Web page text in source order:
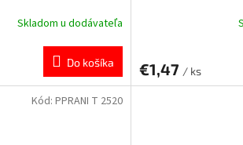
Skladom u dodávateľa
Do košíka €1,47 / ks
Kód: PPRANI T 2520